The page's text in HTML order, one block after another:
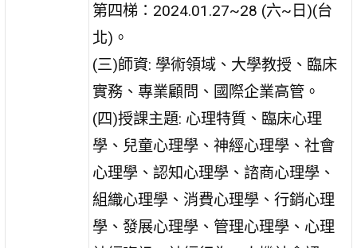
第四梯：2024.01.27~28 (六~日)(台
北)。
(三)師資: 學術領域、大學教授、臨床
實務、專業顧問、國際企業高管。
(四)授課主題: 心理特質、臨床心理
學、兒童心理學、神經心理學、社會
心理學、認知心理學、諮商心理學、
組織心理學、消費心理學、行銷心理
學、發展心理學、管理心理學、心理